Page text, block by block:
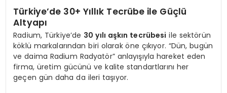
Türkiye’de 30+ Yıllık Tecrübe ile Güçlü
Altyapı
Radium, Türkiye’de 30 yılı aşkın tecrübesi ile sektörün
köklü markalarından biri olarak öne çıkıyor. “Dün, bugün
ve daima Radium Radyatör” anlayışıyla hareket eden
firma, üretim gücünü ve kalite standartlarını her
geçen gün daha da ileri taşıyor.